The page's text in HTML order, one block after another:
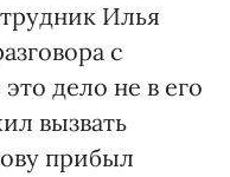
Илья
с
дело не в его
вызвать
прибыл